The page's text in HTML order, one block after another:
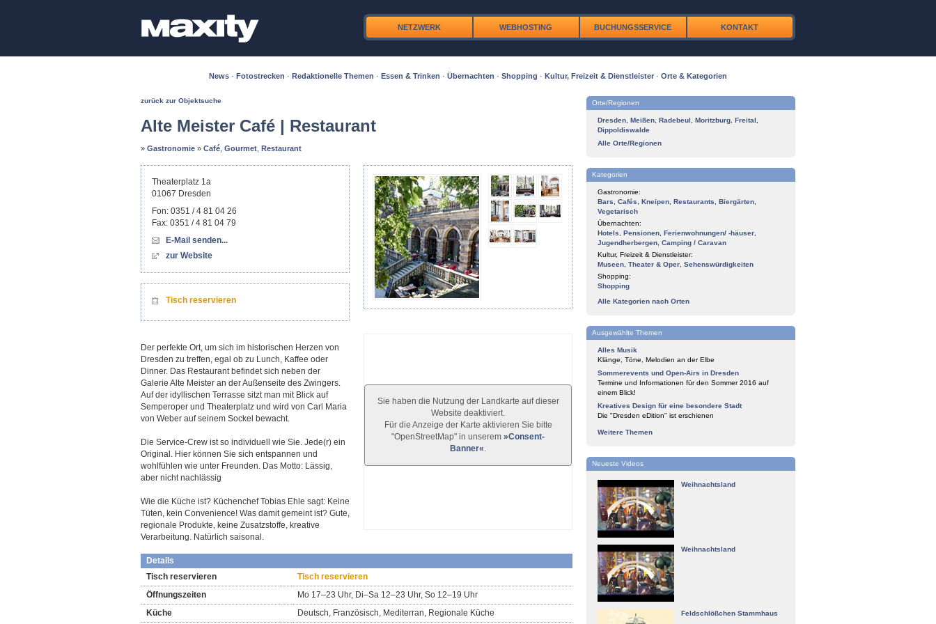
NETZWERK WEBHOSTING BUCHUNGSSERVICE KONTAKT
News · Fotostrecken · Redaktionelle Themen · Essen & Trinken · Übernachten · Shopping · Kultur, Freizeit & Dienstleister · Orte & Kategorien
zurück zur Objektsuche
Alte Meister Café | Restaurant
» Gastronomie » Café Gourmet Restaurant
Sie haben die Nutzung der Landkarte auf dieser
Website deaktiviert.
Für die Anzeige der Karte aktivieren Sie bitte
"OpenStreetMap" in unserem »Consent-
Banner«
Theaterplatz 1a
01067 Dresden
Fon: 0351 / 4 81 04 26
Fax: 0351 / 4 81 04 79
E-Mail senden...
zur Website
Tisch reservieren
Der perfekte Ort, um sich im historischen Herzen von
Dresden zu treffen, egal ob zu Lunch, Kaffee oder
Dinner. Das Restaurant befindet sich neben der
Galerie Alte Meister an der Außenseite des Zwingers.
Auf der idyllischen Terrasse sitzt man mit Blick auf
Semperoper und Theaterplatz und wird von Carl Maria
von Weber auf seinem Sockel bewacht.
Die Service-Crew ist so individuell wie Sie. Jede(r) ein
Original. Hier können Sie sich entspannen und
wohlfühlen wie unter Freunden. Das Motto: Lässig,
aber nicht nachlässig
Wie die Küche ist? Küchenchef Tobias Ehle sagt: Keine
Tüten, kein Convenience! Was damit gemeint ist? Gute,
regionale Produkte, keine Zusatzstoffe, kreative
Verarbeitung. Natürlich saisonal.
Details
Tisch reservieren
Tisch reservieren
Öffnungszeiten
Mo 17–23 Uhr, Di–Sa 12–23 Uhr, So 12–19 Uhr
Küche
Deutsch, Französisch, Mediterran, Regionale Küche
Orte/Regionen
Dresden Meißen Radebeul Moritzburg Freital
Dippoldiswalde
Alle Orte/Regionen
Kategorien
Gastronomie:
Bars
Cafés Kneipen Restaurants Biergärten
Vegetarisch
Übernachten:
Hotels
Pensionen Ferienwohnungen/ -häuser
Jugendherbergen Camping / Caravan
Kultur, Freizeit & Dienstleister:
Museen Theater & Oper Sehenswürdigkeiten
Shopping:
Shopping
Alle Kategorien nach Orten
Ausgewählte Themen
Alles Musik
Klänge, Töne, Melodien an der Elbe
Sommerevents und Open-Airs in Dresden
Termine und Informationen für den Sommer 2016 auf
einem Blick!
Kreatives Design für eine besondere Stadt
Die "Dresden eDition" ist erschienen
Weitere Themen
Neueste Videos
Weihnachtsland
Weihnachtsland
Feldschlößchen Stammhaus